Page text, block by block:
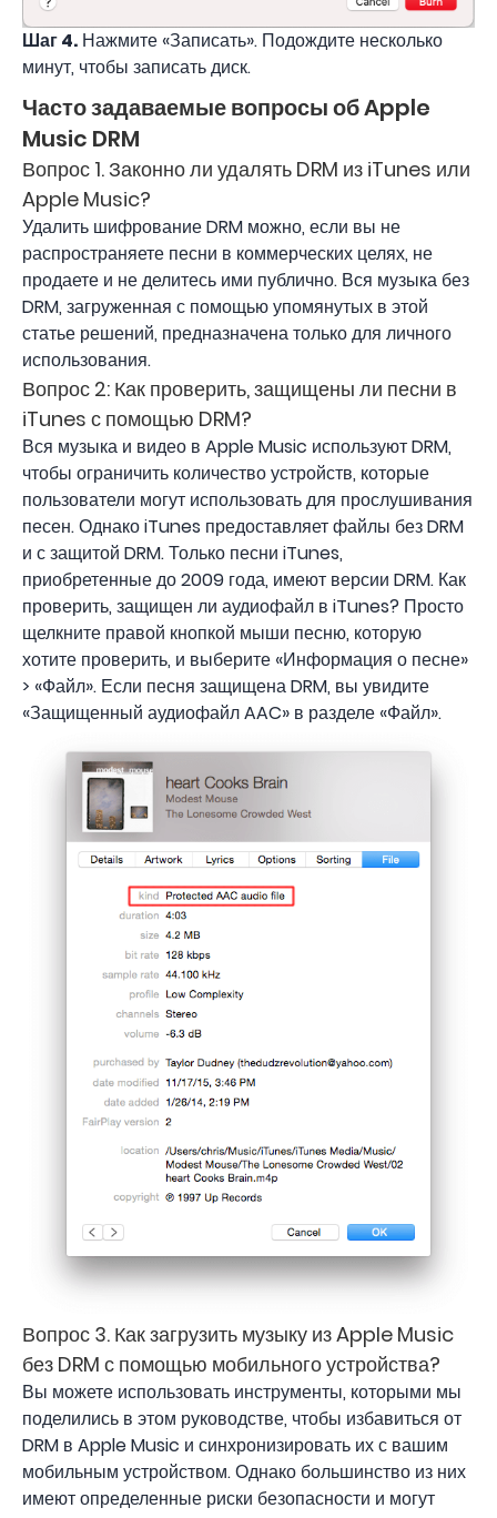
Шаг 4. Нажмите «Записать». Подождите несколько
минут, чтобы записать диск.
Часто задаваемые вопросы об Apple
Music DRM
Вопрос 1. Законно ли удалять DRM из iTunes или
Apple Music?
Удалить шифрование DRM можно, если вы не
распространяете песни в коммерческих целях, не
продаете и не делитесь ими публично. Вся музыка без
DRM, загруженная с помощью упомянутых в этой
статье решений, предназначена только для личного
использования.
Вопрос 2: Как проверить, защищены ли песни в
iTunes с помощью DRM?
Вся музыка и видео в Apple Music используют DRM,
чтобы ограничить количество устройств, которые
пользователи могут использовать для прослушивания
песен. Однако iTunes предоставляет файлы без DRM
и с защитой DRM. Только песни iTunes,
приобретенные до 2009 года, имеют версии DRM. Как
проверить, защищен ли аудиофайл в iTunes? Просто
щелкните правой кнопкой мыши песню, которую
хотите проверить, и выберите «Информация о песне»
> «Файл». Если песня защищена DRM, вы увидите
«Защищенный аудиофайл AAC» в разделе «Файл».
Вопрос 3. Как загрузить музыку из Apple Music
без DRM с помощью мобильного устройства?
Вы можете использовать инструменты, которыми мы
поделились в этом руководстве, чтобы избавиться от
DRM в Apple Music и синхронизировать их с вашим
мобильным устройством. Однако большинство из них
имеют определенные риски безопасности и могут